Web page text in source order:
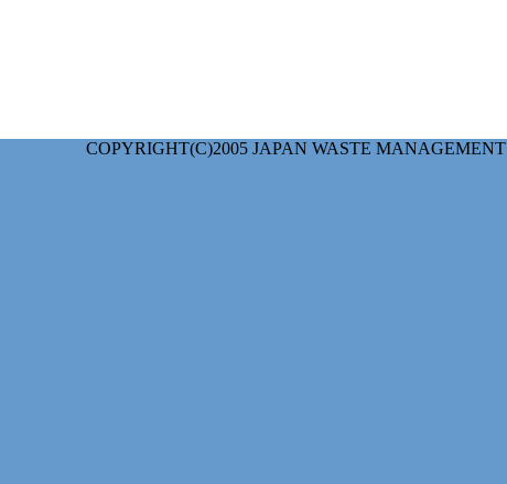
COPYRIGHT(C)2005 JAPAN WASTE MANAGEMENT